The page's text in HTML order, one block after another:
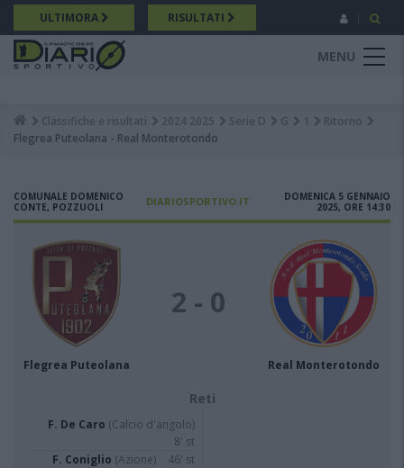
Salta
al
contenuto
principale
ULTIMORA RISULTATI
MENU
Breadcrumb
Classifiche e risultati 2024 2025 Serie D G 1
Ritorno
Flegrea Puteolana - Real Monterotondo
COMUNALE DOMENICO
CONTE, POZZUOLI
DIARIOSPORTIVO.IT
DOMENICA 5 GENNAIO
2025, ORE 14:30
Flegrea Puteolana
2 - 0
Real Monterotondo
Reti
F. De Caro (Calcio d'angolo)
8' st
F. Coniglio (Azione) 46' st